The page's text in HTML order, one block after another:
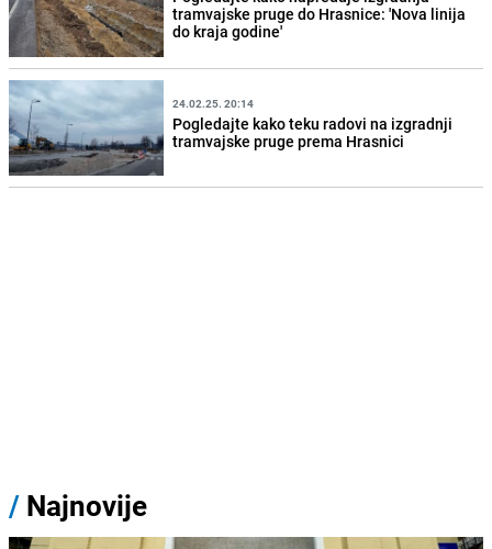
tramvajske pruge do Hrasnice: 'Nova linija
do kraja godine'
24.02.25. 20:14
Pogledajte kako teku radovi na izgradnji
tramvajske pruge prema Hrasnici
/ Najnovije